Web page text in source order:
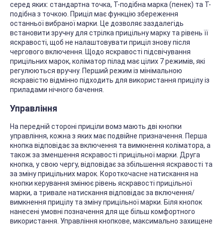
серед яких: стандартна точка, Т-подібна марка (пенек) та Т-
подібна з точкою. Приціл має функцію збереження
останньої вибраної марки. Це дозволяє заздалегідь
встановити зручну для стрілка прицільну марку та рівень її
яскравості, щоб не налаштовувати приціл знову після
чергового включення. Щодо яскравості підсвічування
прицільних марок, коліматор пілад має цілих 7 режимів, які
регулюються вручну. Перший режим із мінімальною
яскравістю відмінно підходить для використання прицілу із
приладами нічного бачення.
Управління
На передній стороні приціли вомз мають дві кнопки
управління, кожна з яких має подвійне призначення. Перша
кнопка відповідає за включення та вимкнення коліматора, а
також за зменшення яскравості прицільної марки. Друга
кнопка, у свою чергу, відповідає за збільшення яскравості та
за зміну прицільних марок. Короткочасне натискання на
кнопки керування змінює рівень яскравості прицільної
марки, а тривале натискання відповідає за включення/
вимкнення прицілу та зміну прицільної марки. Біля кнопок
нанесені умовні позначення для ще більш комфортного
використання. Управління кнопкове, максимально захищене